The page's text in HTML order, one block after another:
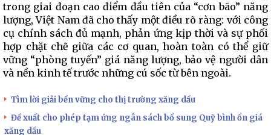
trong giai đoạn cao điểm đầu tiên của “cơn bão” năng
lượng, Việt Nam đã cho thấy một điều rõ ràng: với công
cụ chính sách đủ mạnh, phản ứng kịp thời và sự phối
hợp chặt chẽ giữa các cơ quan, hoàn toàn có thể giữ
vững “phòng tuyến” giá năng lượng, bảo vệ người dân
và nền kinh tế trước những cú sốc từ bên ngoài.
Tìm lời giải bền vững cho thị trường xăng dầu
Đề xuất cho phép tạm ứng ngân sách bổ sung Quỹ bình ổn giá
xăng dầu